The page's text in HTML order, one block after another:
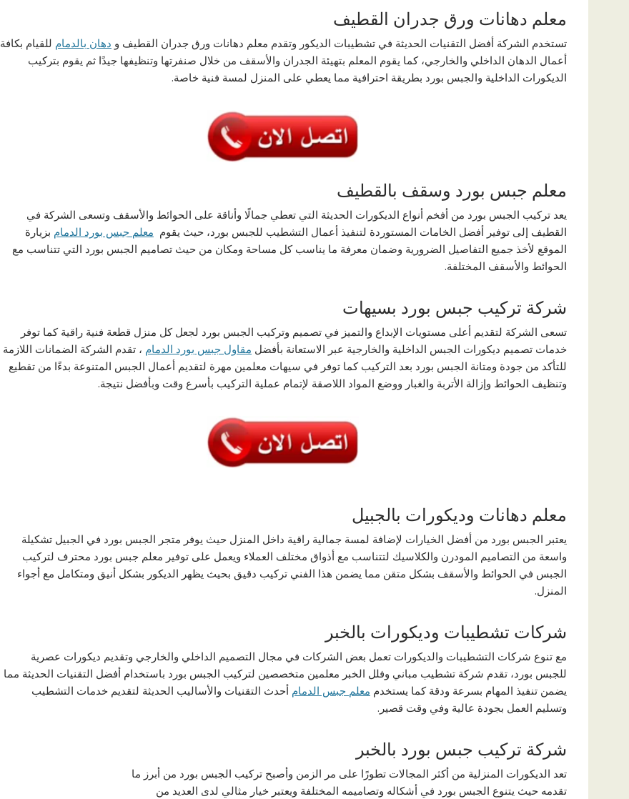
معلم دهانات ورق جدران القطيف
تستخدم الشركة أفضل التقنيات الحديثة في تشطيبات الديكور وتقدم معلم دهانات ورق جدران القطيف و دهان بالدمام للقيام بكافة
أعمال الدهان الداخلي والخارجي، كما يقوم المعلم بتهيئة الجدران والأسقف من خلال صنفرتها وتنظيفها جيدًا ثم يقوم بتركيب
الديكورات الداخلية والجبس بورد بطريقة احترافية مما يعطي على المنزل لمسة فنية خاصة.
معلم جبس بورد وسقف بالقطيف
يعد تركيب الجبس بورد من أفخم أنواع الديكورات الحديثة التي تعطي جمالًا وأناقة على الحوائط والأسقف وتسعى الشركة في
القطيف إلى توفير أفضل الخامات المستوردة لتنفيذ أعمال التشطيب للجبس بورد، حيث يقوم معلم جبس بورد الدمام بزيارة
الموقع لأخذ جميع التفاصيل الضرورية وضمان معرفة ما يناسب كل مساحة ومكان من حيث تصاميم الجبس بورد التي تتناسب مع
الحوائط والأسقف المختلفة.
شركة تركيب جبس بورد بسيهات
تسعى الشركة لتقديم أعلى مستويات الإبداع والتميز في تصميم وتركيب الجبس بورد لجعل كل منزل قطعة فنية راقية كما توفر
خدمات تصميم ديكورات الجبس الداخلية والخارجية عبر الاستعانة بأفضل مقاول جبس بورد الدمام ، تقدم الشركة الضمانات اللازمة
للتأكد من جودة ومتانة الجبس بورد بعد التركيب كما توفر في سيهات معلمين مهرة لتقديم أعمال الجبس المتنوعة بدءًا من تقطيع
وتنظيف الحوائط وإزالة الأتربة والغبار ووضع المواد اللاصقة لإتمام عملية التركيب بأسرع وقت وبأفضل نتيجة.
معلم دهانات وديكورات بالجبيل
يعتبر الجبس بورد من أفضل الخيارات لإضافة لمسة جمالية راقية داخل المنزل حيث يوفر متجر الجبس بورد في الجبيل تشكيلة
واسعة من التصاميم المودرن والكلاسيك لتتناسب مع أذواق مختلف العملاء ويعمل على توفير معلم جبس بورد محترف لتركيب
الجبس في الحوائط والأسقف بشكل متقن مما يضمن هذا الفني تركيب دقيق بحيث يظهر الديكور بشكل أنيق ومتكامل مع أجواء
المنزل.
شركات تشطيبات وديكورات بالخبر
مع تنوع شركات التشطيبات والديكورات تعمل بعض الشركات في مجال التصميم الداخلي والخارجي وتقديم ديكورات عصرية
للجبس بورد، تقدم شركة تشطيب مباني وفلل الخبر معلمين متخصصين لتركيب الجبس بورد باستخدام أفضل التقنيات الحديثة مما
يضمن تنفيذ المهام بسرعة ودقة كما يستخدم معلم جبس الدمام أحدث التقنيات والأساليب الحديثة لتقديم خدمات التشطيب
وتسليم العمل بجودة عالية وفي وقت قصير.
شركة تركيب جبس بورد بالخبر
تعد الديكورات المنزلية من أكثر المجالات تطورًا على مر الزمن وأصبح تركيب الجبس بورد من أبرز ما
تقدمه حيث يتنوع الجبس بورد في أشكاله وتصاميمه المختلفة ويعتبر خيار مثالي لدى العديد من